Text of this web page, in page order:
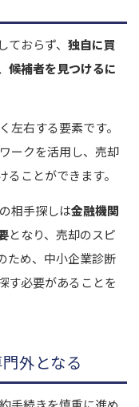
おらず、 独自に買
候補者を見つけるに
左右する要素です。
ークを活用し、売却
ことができます。
相手探しは金融機関
となり、売却のスピ
ため、中小企業診断
す必要があることを
外となる